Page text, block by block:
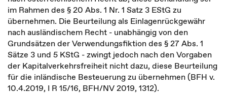
im Rahmen des § 20 Abs. 1 Nr. 1 Satz 3 EStG zu
übernehmen. Die Beurteilung als Einlagenrückgewähr
nach ausländischem Recht - unabhängig von den
Grundsätzen der Verwendungsfiktion des § 27 Abs. 1
Sätze 3 und 5 KStG - zwingt jedoch nach den Vorgaben
der Kapitalverkehrsfreiheit nicht dazu, diese Beurteilung
für die inländische Besteuerung zu übernehmen (BFH v.
10.4.2019, I R 15/16, BFH/NV 2019, 1312).